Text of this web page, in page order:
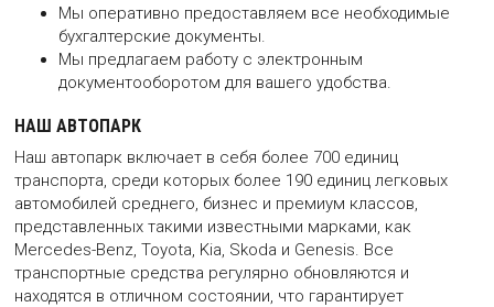
Мы оперативно предоставляем все необходимые
бухгалтерские документы.
Мы предлагаем работу с электронным
документооборотом для вашего удобства.
НАШ АВТОПАРК
Наш автопарк включает в себя более 700 единиц
транспорта, среди которых более 190 единиц легковых
автомобилей среднего, бизнес и премиум классов,
представленных такими известными марками, как
Mercedes-Benz, Toyota, Kia, Skoda и Genesis. Все
транспортные средства регулярно обновляются и
находятся в отличном состоянии, что гарантирует